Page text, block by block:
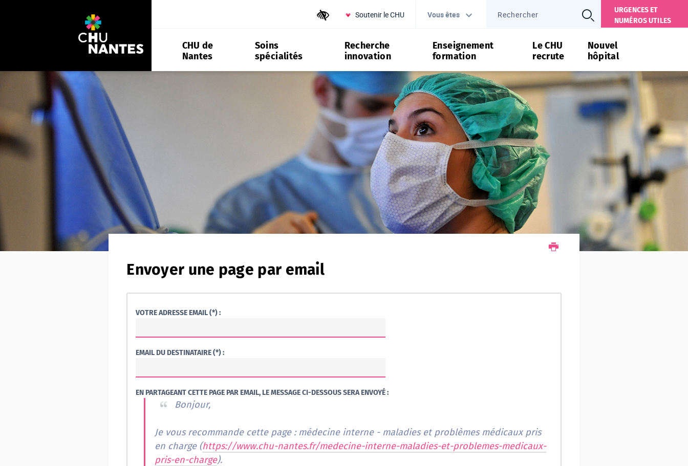
Outils d'accessibilité
Soutenir le CHU Vous êtes
URGENCES ET
NUMÉROS UTILES
CHU de
Nantes
Soins
spécialités
Recherche
innovation
Enseignement
formation
Le CHU
recrute
Nouvel
hôpital
Envoyer une page par email
VOTRE ADRESSE EMAIL (*) :
EMAIL DU DESTINATAIRE (*) :
EN PARTAGEANT CETTE PAGE PAR EMAIL, LE MESSAGE CI-DESSOUS SERA ENVOYÉ :
Bonjour,
Je vous recommande cette page : médecine interne - maladies et problèmes médicaux pris
en charge (https://www.chu-nantes.fr/medecine-interne-maladies-et-problemes-medicaux-
pris-en-charge).